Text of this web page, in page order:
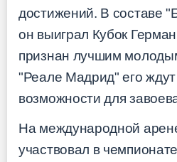
достижений. В составе
он выиграл Кубок
признан лучшим
"Реале Мадрид" его
возможности для
На международной
участвовал в